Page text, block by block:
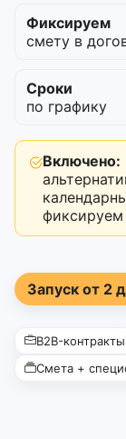
Фиксируем
смету в
Сроки
по графику
Включено:
фиксируем
Запуск от 2
B2B-контракты
Смета +